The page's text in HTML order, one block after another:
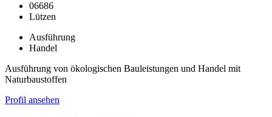
06686
Lützen
Ausführung
Handel
Ausführung von ökologischen Bauleistungen und Handel mit
Naturbaustoffen
Profil ansehen